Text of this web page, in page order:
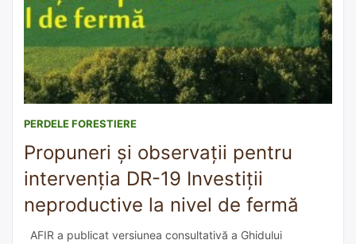
PERDELE FORESTIERE
Propuneri și observații pentru
intervenția DR-19 Investiții
neproductive la nivel de fermă
AFIR a publicat versiunea consultativă a Ghidului